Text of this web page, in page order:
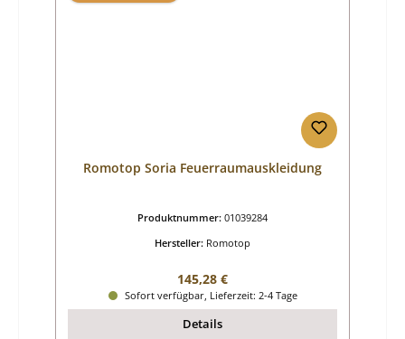
Romotop Soria Feuerraumauskleidung
Produktnummer: 01039284
Hersteller: Romotop
Regulärer Preis:
145,28 €
Sofort verfügbar, Lieferzeit: 2-4 Tage
Details